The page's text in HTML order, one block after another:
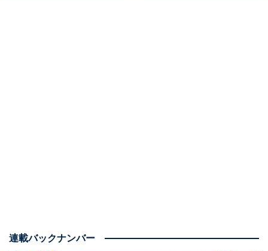
※以下、『ズートピア』本編のネタバレに触れていま
連載バックナンバー